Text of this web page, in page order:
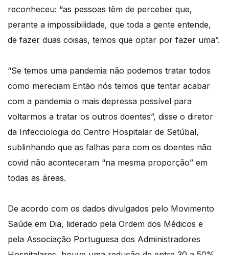
reconheceu: “as pessoas têm de perceber que,
perante a impossibilidade, que toda a gente entende,
de fazer duas coisas, temos que optar por fazer uma”.
“Se temos uma pandemia não podemos tratar todos
como mereciam Então nós temos que tentar acabar
com a pandemia o mais depressa possível para
voltarmos a tratar os outros doentes”, disse o diretor
da Infecciologia do Centro Hospitalar de Setúbal,
sublinhando que as falhas para com os doentes não
covid não aconteceram “na mesma proporção” em
todas as áreas.
De acordo com os dados divulgados pelo Movimento
Saúde em Dia, liderado pela Ordem dos Médicos e
pela Associação Portuguesa dos Administradores